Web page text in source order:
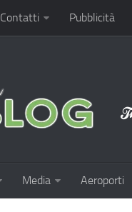
Contatti Pubblicità
Media Aeroporti